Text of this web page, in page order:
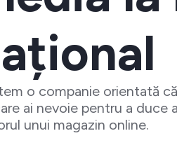
o companie orientată
ai nevoie pentru a duce
unui magazin online.